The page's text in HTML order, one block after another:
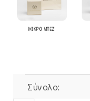
ΜΙΚΡΟ ΜΠΕΖ
Σύνολο: